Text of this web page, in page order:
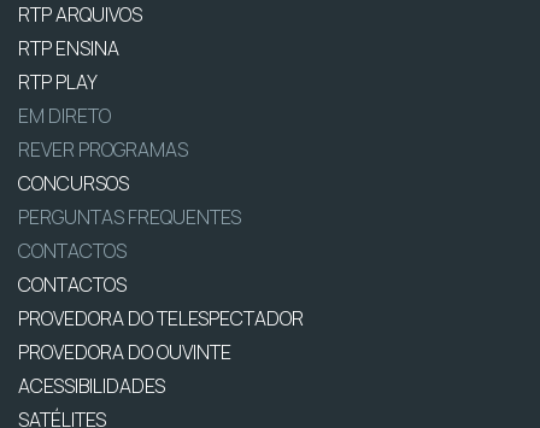
RTP ARQUIVOS
RTP ENSINA
RTP PLAY
EM DIRETO
REVER PROGRAMAS
CONCURSOS
PERGUNTAS FREQUENTES
CONTACTOS
CONTACTOS
PROVEDORA DO TELESPECTADOR
PROVEDORA DO OUVINTE
ACESSIBILIDADES
SATÉLITES